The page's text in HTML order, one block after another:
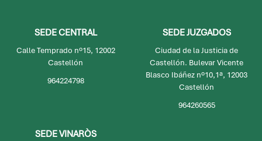
SEDE CENTRAL
Calle Temprado nº15, 12002
Castellón
SEDE JUZGADOS
Ciudad de la Justicia de
Castellón. Bulevar Vicente
Blasco Ibáñez nº10,1ª, 12003
Castellón